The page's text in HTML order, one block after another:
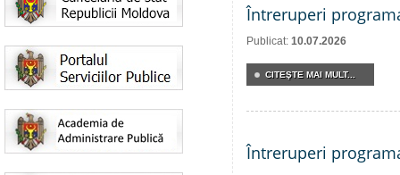
Întreruperi
Publicat: 10.07.2026
CITEŞTE MAI MULT...
Întreruperi